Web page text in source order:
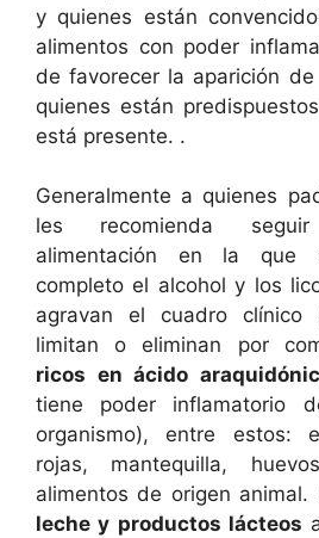
y quienes están
alimentos con poder
de favorecer la aparición
quienes están
está presente. .
Generalmente a quienes
les recomienda
alimentación en la que
completo el alcohol y los
agravan el cuadro clínico
limitan o eliminan por
ricos en ácido
tiene poder inflamatorio
organismo), entre estos:
rojas, mantequilla,
alimentos de origen animal.
leche y productos lácteos